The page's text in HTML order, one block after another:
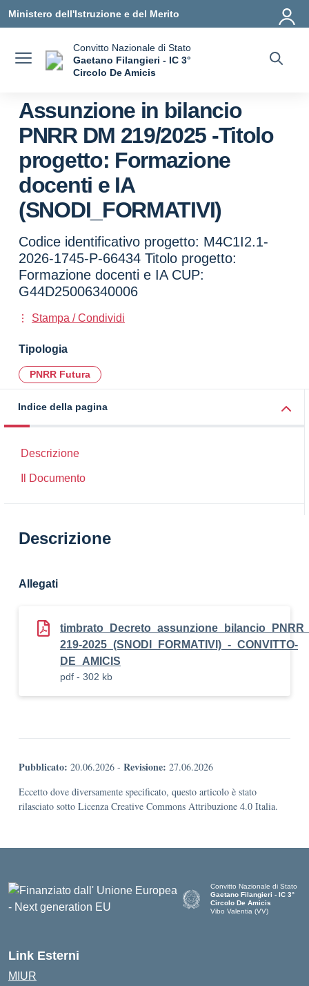
Ministero dell'Istruzione e del Merito
Convitto Nazionale di Stato
Gaetano Filangieri - IC 3°
Circolo De Amicis
Assunzione in bilancio
PNRR DM 219/2025 -Titolo
progetto: Formazione
docenti e IA
(SNODI_FORMATIVI)
Codice identificativo progetto: M4C1I2.1-
2026-1745-P-66434 Titolo progetto:
Formazione docenti e IA CUP:
G44D25006340006
Stampa / Condividi
Tipologia
PNRR Futura
Indice della pagina
Descrizione
Il Documento
Descrizione
Allegati
219-2025_(SNODI_FORMATIVI)_-_CONVITTO-
DE_AMICIS
pdf - 302 kb
Pubblicato: 20.06.2026 - Revisione: 27.06.2026
Eccetto dove diversamente specificato, questo articolo è stato
rilasciato sotto Licenza Creative Commons Attribuzione 4.0 Italia.
Convitto Nazionale di Stato
Gaetano Filangieri - IC 3°
Circolo De Amicis
Vibo Valentia (VV)
Link Esterni
MIUR